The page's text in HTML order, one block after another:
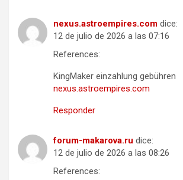
nexus.astroempires.com dice:
12 de julio de 2026 a las 07:16
References:
KingMaker einzahlung gebühren
nexus.astroempires.com
Responder
forum-makarova.ru dice:
12 de julio de 2026 a las 08:26
References: